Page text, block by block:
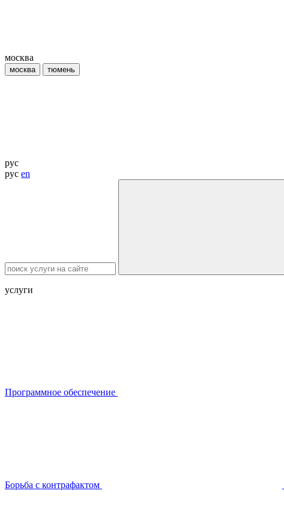
москва
москва тюмень
рус
рус en
услуги
Программное обеспечение
Борьба с контрафактом